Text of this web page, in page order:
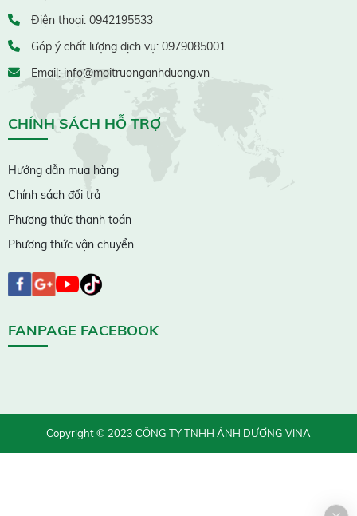
Điện thoại: 0942195533
Góp ý chất lượng dịch vụ: 0979085001
Email: info@moitruonganhduong.vn
CHÍNH SÁCH HỖ TRỢ
Hướng dẫn mua hàng
Chính sách đổi trả
Phương thức thanh toán
Phương thức vận chuyển
FANPAGE FACEBOOK
Copyright © 2023 CÔNG TY TNHH ÁNH DƯƠNG VINA